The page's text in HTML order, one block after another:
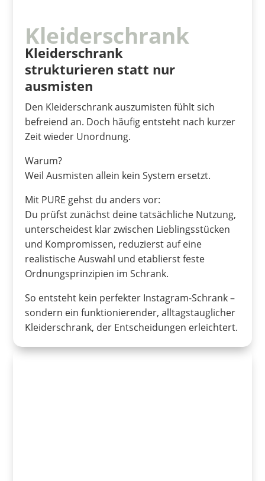
Kleiderschrank
Kleiderschrank
strukturieren statt nur
ausmisten
Den Kleiderschrank auszumisten fühlt sich
befreiend an. Doch häufig entsteht nach kurzer
Zeit wieder Unordnung.
Warum?
Weil Ausmisten allein kein System ersetzt.
Mit PURE gehst du anders vor:
Du prüfst zunächst deine tatsächliche Nutzung,
unterscheidest klar zwischen Lieblingsstücken
und Kompromissen, reduzierst auf eine
realistische Auswahl und etablierst feste
Ordnungsprinzipien im Schrank.
So entsteht kein perfekter Instagram-Schrank –
sondern ein funktionierender, alltagstauglicher
Kleiderschrank, der Entscheidungen erleichtert.